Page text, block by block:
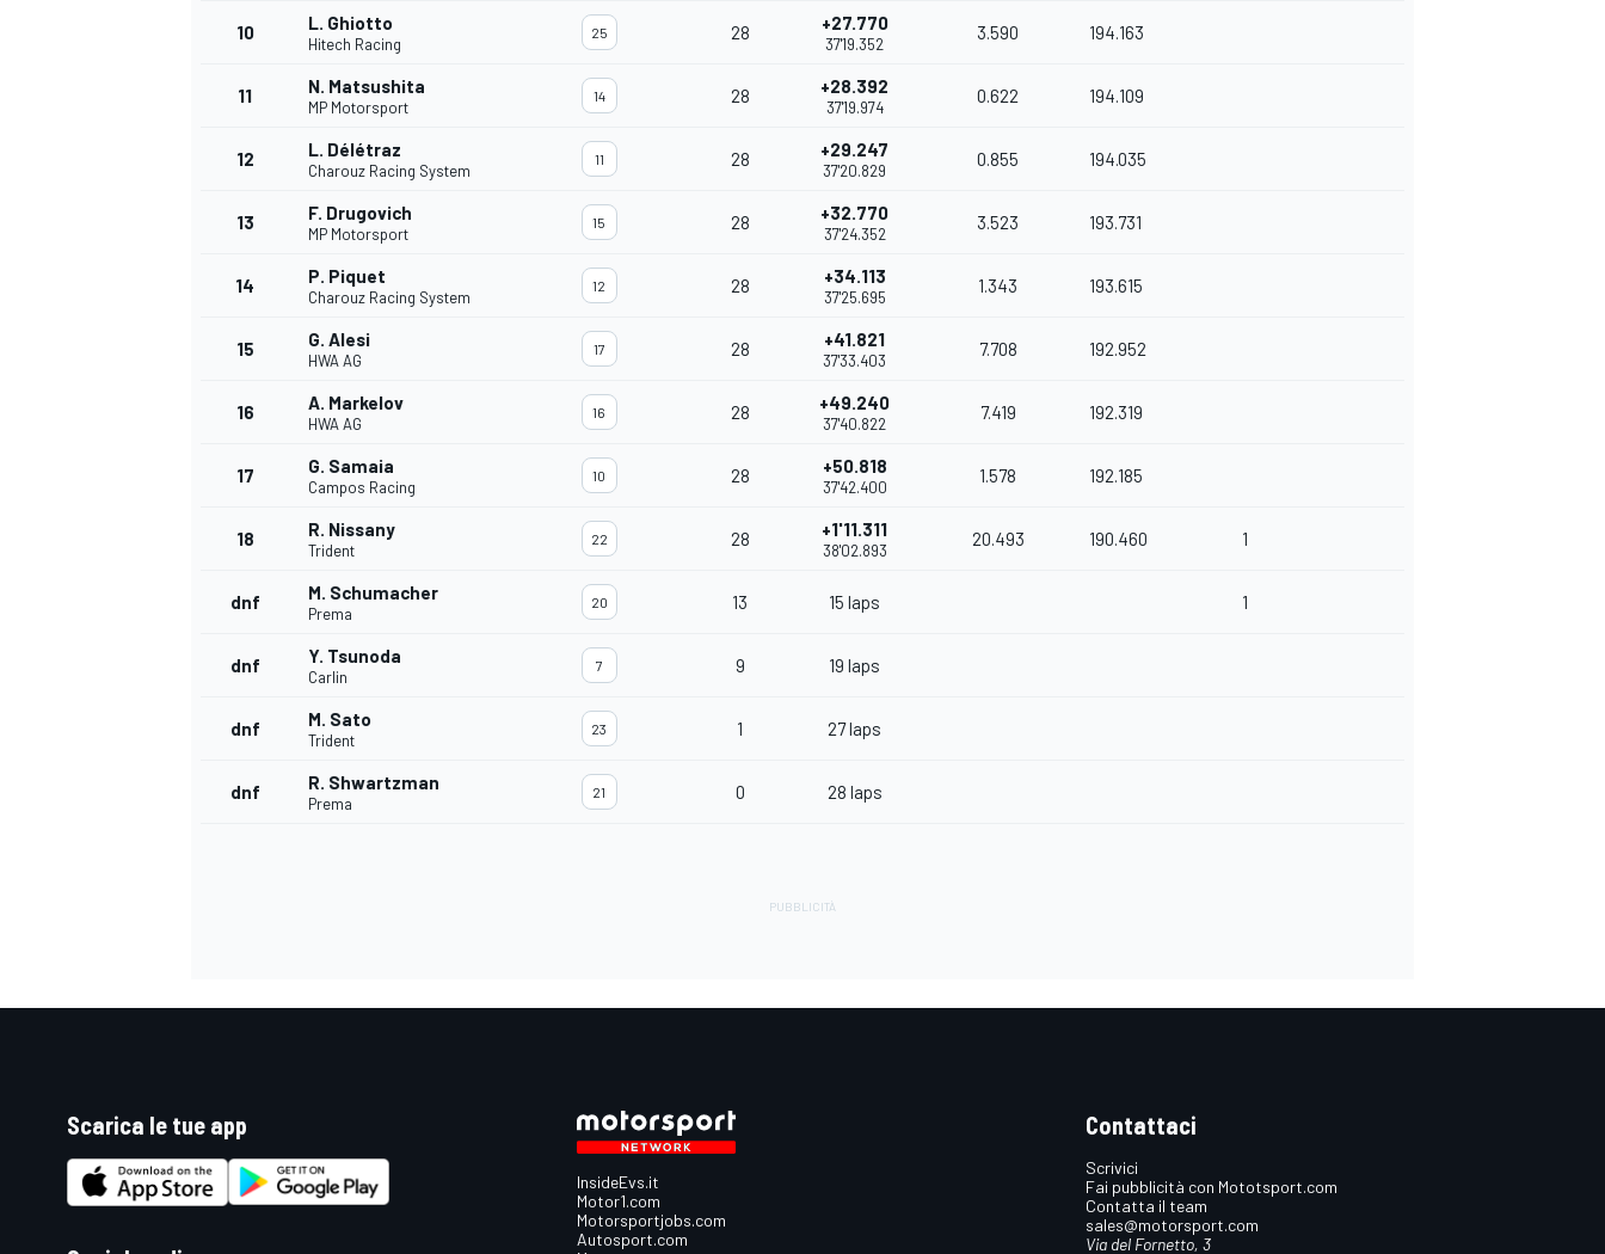
MONOPOSTO
10 L. Ghiotto
Hitech Racing
25 28 +27.770
37'19.352
3.590 194.163
11 N. Matsushita
MP Motorsport
14 28 +28.392
37'19.974
0.622 194.109
12 L. Délétraz
Charouz Racing System
11 28 +29.247
37'20.829
0.855 194.035
13 F. Drugovich
MP Motorsport
15 28 +32.770
37'24.352
3.523 193.731
14 P. Piquet
Charouz Racing System
12 28 +34.113
37'25.695
1.343 193.615
15 G. Alesi
HWA AG
17 28 +41.821
37'33.403
7.708 192.952
16 A. Markelov
HWA AG
16 28 +49.240
37'40.822
7.419 192.319
17 G. Samaia
Campos Racing
10 28 +50.818
37'42.400
1.578 192.185
18 R. Nissany
Trident
22 28 +1'11.311
38'02.893
20.493 190.460 1
dnf M. Schumacher
Prema
20 13 15 laps 1
dnf Y. Tsunoda
Carlin
7 9 19 laps
dnf M. Sato
Trident
23 1 27 laps
dnf R. Shwartzman
Prema
21 0 28 laps
Scarica le tue app
InsideEvs.it
Motor1.com
Motorsportjobs.com
Autosport.com
Contattaci
Scrivici
Fai pubblicità con Mototsport.com
Contatta il team
sales@motorsport.com
Via del Fornetto, 3